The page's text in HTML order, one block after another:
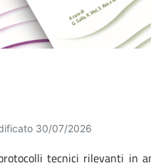
30/07/2026
tecnici rilevanti in